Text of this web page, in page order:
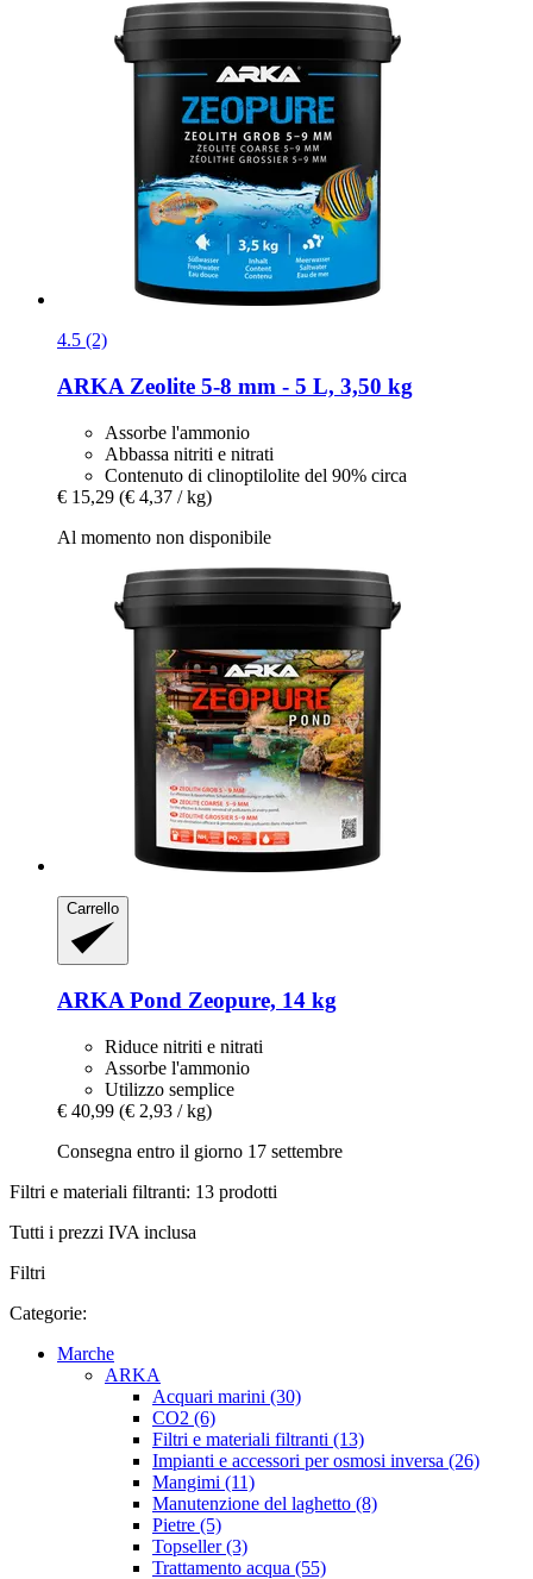
4.5 (2)
ARKA Zeolite 5-​8 mm -​ 5 L, 3,50 kg
Assorbe l'ammonio
Abbassa nitriti e nitrati
Contenuto di clinoptilolite del 90% circa
€ 15,29 (€ 4,37 / kg)
Al momento non disponibile
Carrello
ARKA Pond Zeopure, 14 kg
Riduce nitriti e nitrati
Assorbe l'ammonio
Utilizzo semplice
€ 40,99 (€ 2,93 / kg)
Consegna entro il giorno 17 settembre
Filtri e materiali filtranti: 13 prodotti
Tutti i prezzi IVA inclusa
Filtri
Categorie:
Marche
ARKA
Acquari marini (30)
CO2 (6)
Filtri e materiali filtranti (13)
Impianti e accessori per osmosi inversa (26)
Mangimi (11)
Manutenzione del laghetto (8)
Pietre (5)
Topseller (3)
Trattamento acqua (55)